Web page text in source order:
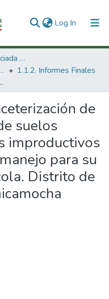
Log In (current)
1. Investigación Financiada con Recursos Públicos
1.1.2. Informes Finales
agrícola. Distrito de riego del Alto Chicamocha Boyacá.
de
suelos
improductivos
para su
Distrito de